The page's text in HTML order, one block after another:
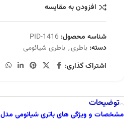
افزودن به مقایسه
شناسه محصول: PID-1416
دسته: باطری, باطری شیائومی
اشتراک گذاری:
توضیحات
مشخصات و ویژگی های باتری شیائومی مدل BN53 :